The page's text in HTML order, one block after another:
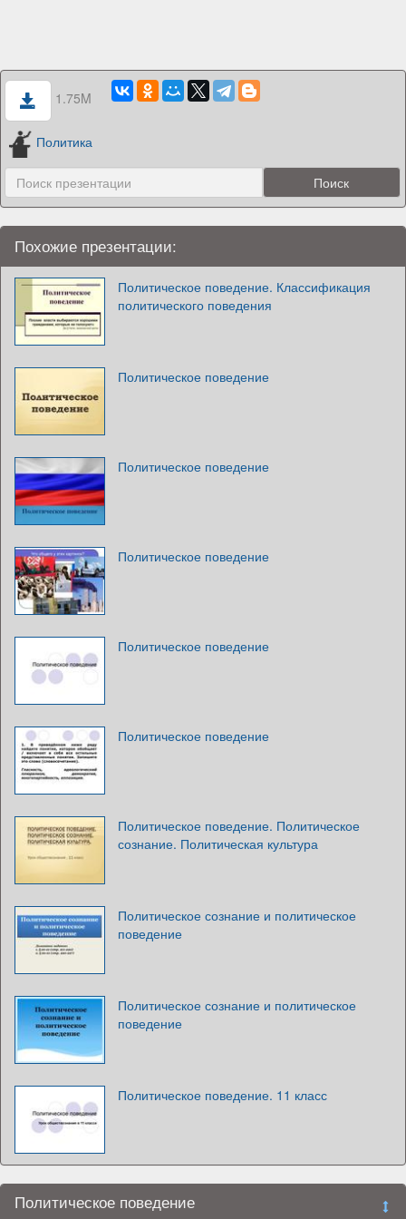
1.75M
Политика
Похожие презентации:
Политическое поведение. Классификация
политического поведения
Политическое поведение
Политическое поведение
Политическое поведение
Политическое поведение
Политическое поведение
Политическое поведение. Политическое
сознание. Политическая культура
Политическое сознание и политическое
поведение
Политическое сознание и политическое
поведение
Политическое поведение. 11 класс
Политическое поведение